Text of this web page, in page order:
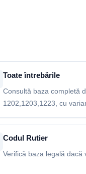
Toate întrebările
Consultă baza completă
1202,1203,1223, cu
Codul Rutier
Verifică baza legală dacă